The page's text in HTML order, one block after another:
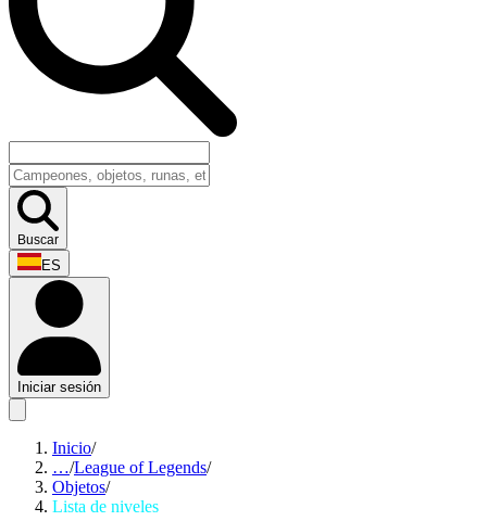
Buscar
ES
Iniciar sesión
Inicio/
…/League of Legends/
Objetos/
Lista de niveles